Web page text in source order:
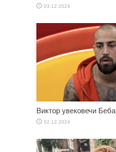
03.12.2024
Виктор увековечи Беба
02.12.2024